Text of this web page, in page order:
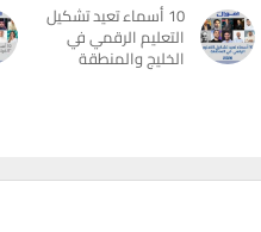
10 أسماء تعيد تشكيل
التعليم الرقمي في
الخليج والمنطقة